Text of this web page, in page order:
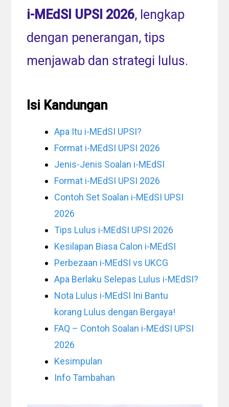
i-MEdSI UPSI 2026, lengkap
dengan penerangan, tips
menjawab dan strategi lulus.
Isi Kandungan
Apa Itu i-MEdSI UPSI?
Format i-MEdSI UPSI 2026
Jenis-Jenis Soalan i-MEdSI
Format i-MEdSI UPSI 2026
Contoh Set Soalan i-MEdSI UPSI
2026
Tips Lulus i-MEdSI UPSI 2026
Kesilapan Biasa Calon i-MEdSI
Perbezaan i-MEdSI vs UKCG
Apa Berlaku Selepas Lulus i-MEdSI?
Nota Lulus i-MEdSI Ini Bantu
korang Lulus dengan Bergaya!
FAQ – Contoh Soalan i-MEdSI UPSI
2026
Kesimpulan
Info Tambahan